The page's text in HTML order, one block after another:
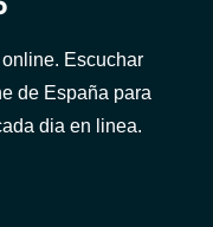
Escuchar
de España para
dia en linea.